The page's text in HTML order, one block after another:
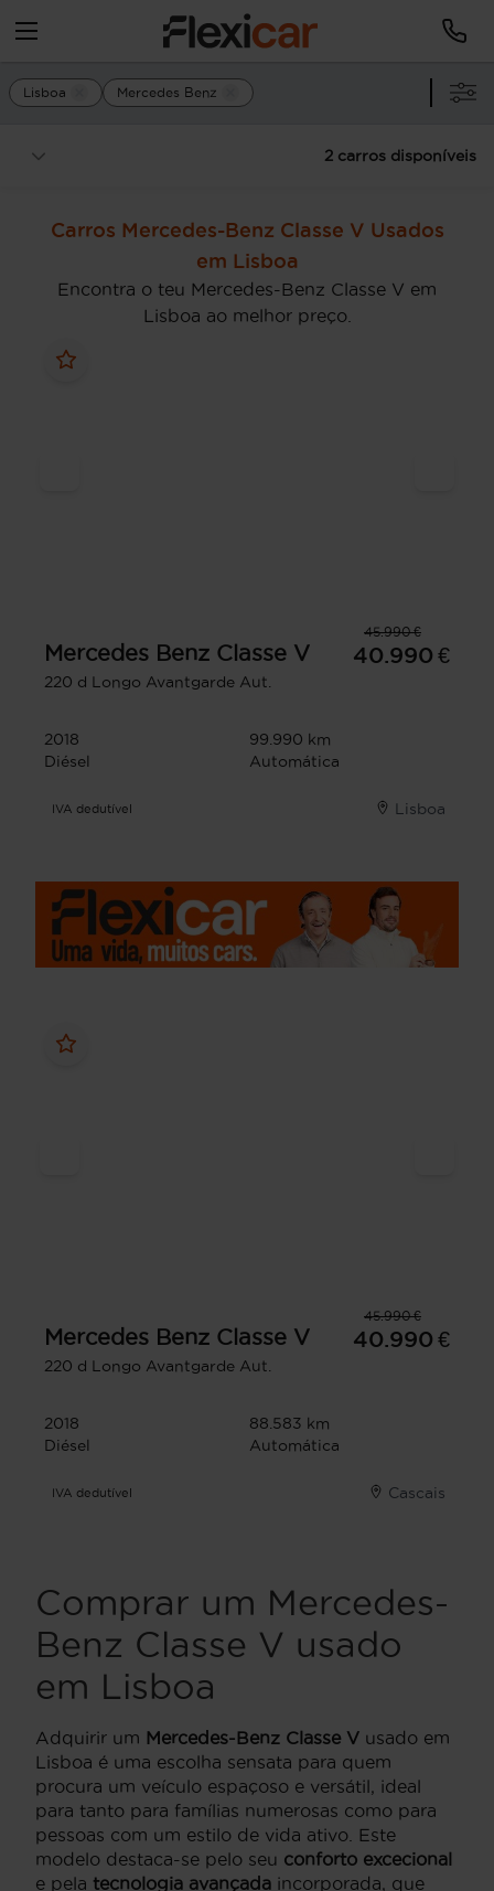
Lisboa Mercedes Benz
2 carros disponíveis
Carros Mercedes-Benz Classe V Usados
em Lisboa
Encontra o teu Mercedes-Benz Classe V em
Lisboa ao melhor preço.
45.990 €
Mercedes Benz Classe V
220 d Longo Avantgarde Aut.
40.990 €
2018
99.990 km
Diésel
Automática
IVA dedutível Lisboa
45.990 €
Mercedes Benz Classe V
220 d Longo Avantgarde Aut.
40.990 €
2018
88.583 km
Diésel
Automática
IVA dedutível Cascais
Comprar um Mercedes-
Benz Classe V usado
em Lisboa
Adquirir um Mercedes-Benz Classe V usado em
Lisboa é uma escolha sensata para quem
procura um veículo espaçoso e versátil, ideal
para tanto para famílias numerosas como para
pessoas com um estilo de vida ativo. Este
modelo destaca-se pelo seu conforto excecional
e pela tecnologia avançada incorporada, que